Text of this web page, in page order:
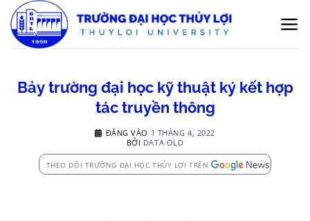
qua
nội
Bảy trường đại học kỹ thuật ký kết hợp
tác truyền thông
ĐĂNG VÀO 1 THÁNG 4, 2022
BỞI DATA OLD
THEO DÕI TRƯỜNG ĐẠI HỌC THỦY LỢI TRÊN